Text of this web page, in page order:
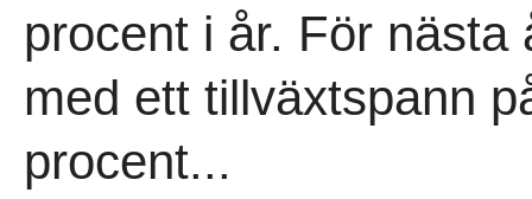
procent i år. För nästa
med ett tillväxtspann
procent...